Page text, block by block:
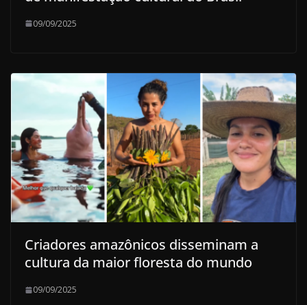
09/09/2025
Criadores amazônicos disseminam a
cultura da maior floresta do mundo
09/09/2025